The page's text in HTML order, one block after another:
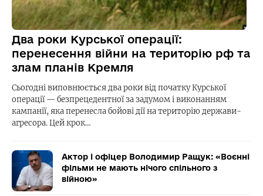
Два роки Курської операції:
перенесення війни на територію рф та
злам планів Кремля
Сьогодні виповнюється два роки від початку Курської
операції — безпрецедентної за задумом і виконанням
кампанії, яка перенесла бойові дії на територію держави-
агресора. Цей крок…
Актор і офіцер Володимир Ращук: «Воєнні
фільми не мають нічого спільного з
війною»